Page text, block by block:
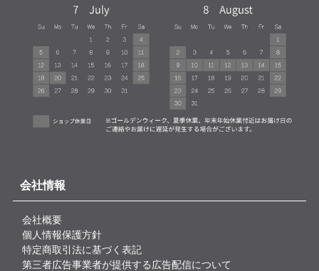
会社情報
会社概要
個人情報保護方針
特定商取引法に基づく表記
第三者広告事業者が提供する広告配信について